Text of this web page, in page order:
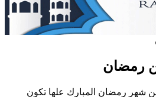
رمضان
شهر رمضان المبارك علها تكون